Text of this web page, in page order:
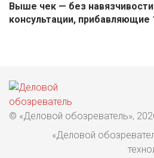
Выше чек — без
консультации, прибавляющие
© «Деловой обозреватель»,
«Деловой